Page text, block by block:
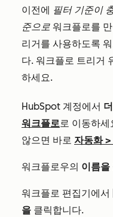
이전에 필터 기준이
준으로 워크플로를
리거를 사용하도록
다. 워크플로 트리거
하세요.
HubSpot 계정에서
워크플로로 이동하세
않으면 바로 자동화>
워크플로우의 이름을
워크플로 편집기에서
을 클릭합니다.